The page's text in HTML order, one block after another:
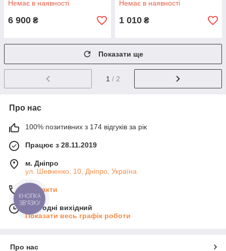
Немає в наявності
6 900 ₴
Немає в наявності
1 010 ₴
Показати ще
1 / 2
Про нас
100% позитивних з 174 відгуків за рік
Працює з 28.11.2019
м. Дніпро
ул. Шевченко, 10, Дніпро, Україна
Контакти
Сьогодні вихідний
Показати весь графік роботи
Про нас
КНОПКА
ЗВ'ЯЗКУ